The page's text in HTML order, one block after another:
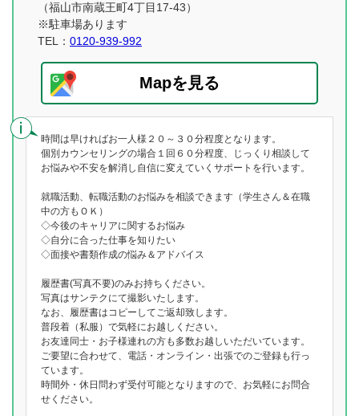
（福山市南蔵王町4丁目17-43）
※駐車場あります
TEL： 0120-939-992
Mapを見る
時間は早ければお一人様２０～３０分程度となります。
個別カウンセリングの場合１回６０分程度、じっくり相談して
お悩みや不安を解消し自信に変えていくサポートを行います。
就職活動、転職活動のお悩みを相談できます（学生さん＆在職
中の方もＯＫ）
◇今後のキャリアに関するお悩み
◇自分に合った仕事を知りたい
◇面接や書類作成の悩み＆アドバイス
履歴書(写真不要)のみお持ちください。
写真はサンテクにて撮影いたします。
なお、履歴書はコピーしてご返却致します。
普段着（私服）で気軽にお越しください。
お友達同士・お子様連れの方も多数お越しいただいています。
ご要望に合わせて、電話・オンライン・出張でのご登録も行っ
ています。
時間外・休日問わず受付可能となりますので、お気軽にお問合
せください。